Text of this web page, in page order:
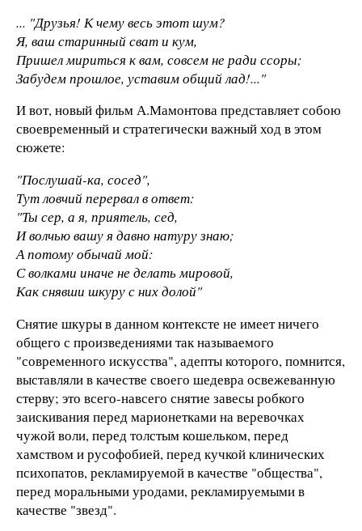
... "Друзья! К чему весь этот шум?
Я, ваш старинный сват и кум,
Пришел мириться к вам, совсем не ради ссоры;
Забудем прошлое, уставим общий лад!..."
И вот, новый фильм А.Мамонтова представляет собою
своевременный и стратегически важный ход в этом
сюжете:
"Послушай-ка, сосед",
Тут ловчий перервал в ответ:
"Ты сер, а я, приятель, сед,
И волчью вашу я давно натуру знаю;
А потому обычай мой:
С волками иначе не делать мировой,
Как снявши шкуру с них долой"
Снятие шкуры в данном контексте не имеет ничего
общего с произведениями так называемого
"современного искусства", адепты которого, помнится,
выставляли в качестве своего шедевра освежеванную
стерву; это всего-навсего снятие завесы робкого
заискивания перед марионетками на веревочках
чужой воли, перед толстым кошельком, перед
хамством и русофобией, перед кучкой клинических
психопатов, рекламируемой в качестве "общества",
перед моральными уродами, рекламируемыми в
качестве "звезд".